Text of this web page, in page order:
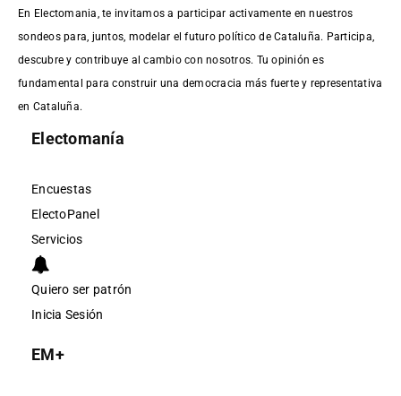
En Electomania, te invitamos a participar activamente en nuestros
sondeos para, juntos, modelar el futuro político de Cataluña. Participa,
descubre y contribuye al cambio con nosotros. Tu opinión es
fundamental para construir una democracia más fuerte y representativa
en Cataluña.
Electomanía
Encuestas
ElectoPanel
Servicios
Quiero ser patrón
Inicia Sesión
EM+